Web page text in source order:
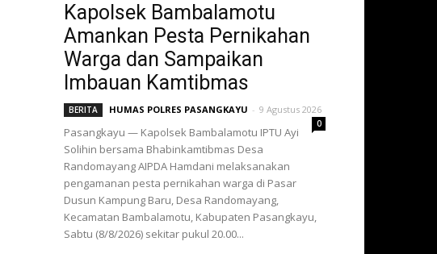
Kapolsek Bambalamotu
Amankan Pesta Pernikahan
Warga dan Sampaikan
Imbauan Kamtibmas
BERITA HUMAS POLRES PASANGKAYU - 9 Agustus 2026
0
Pasangkayu — Kapolsek Bambalamotu IPTU Ayi
Solihin bersama Bhabinkamtibmas Desa
Randomayang AIPDA Hamdani melaksanakan
pengamanan pesta pernikahan warga di Pasar
Dusun Kampung Baru, Desa Randomayang,
Kecamatan Bambalamotu, Kabupaten Pasangkayu,
Sabtu (8/8/2026) sekitar pukul 20.00...